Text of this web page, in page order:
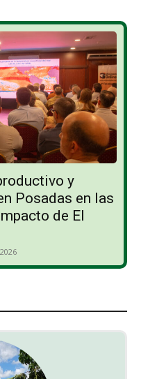
y
Posadas en las
de El